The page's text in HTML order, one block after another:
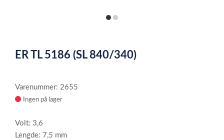
itemitem
of
ER TL 5186 (SL 840/340)
Varenummer: 2655
Ingen på lager
Volt: 3,6
Lengde: 7,5 mm